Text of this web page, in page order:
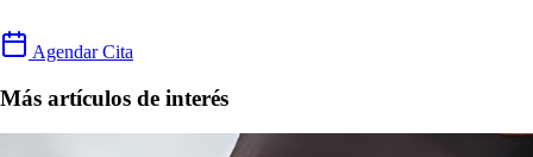
Agendar Cita
Más artículos de interés